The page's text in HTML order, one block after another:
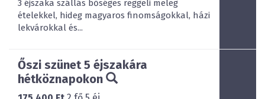
3 éjszaka szállás bőséges reggeli meleg
ételekkel, hideg magyaros finomságokkal, házi
lekvárokkal és...
Őszi szünet 5 éjszakára
hétköznapokon